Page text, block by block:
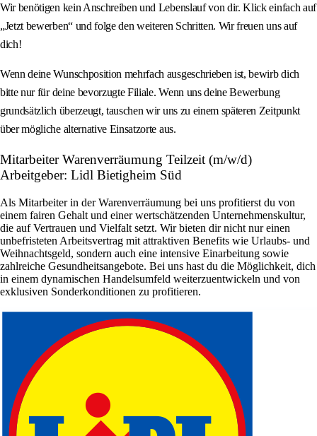
Wir benötigen kein Anschreiben und Lebenslauf von dir. Klick einfach auf
„Jetzt bewerben“ und folge den weiteren Schritten. Wir freuen uns auf
dich!
Wenn deine Wunschposition mehrfach ausgeschrieben ist, bewirb dich
bitte nur für deine bevorzugte Filiale. Wenn uns deine Bewerbung
grundsätzlich überzeugt, tauschen wir uns zu einem späteren Zeitpunkt
über mögliche alternative Einsatzorte aus.
Mitarbeiter Warenverräumung Teilzeit (m/w/d)
Arbeitgeber: Lidl Bietigheim Süd
Als Mitarbeiter in der Warenverräumung bei uns profitierst du von
einem fairen Gehalt und einer wertschätzenden Unternehmenskultur,
die auf Vertrauen und Vielfalt setzt. Wir bieten dir nicht nur einen
unbefristeten Arbeitsvertrag mit attraktiven Benefits wie Urlaubs- und
Weihnachtsgeld, sondern auch eine intensive Einarbeitung sowie
zahlreiche Gesundheitsangebote. Bei uns hast du die Möglichkeit, dich
in einem dynamischen Handelsumfeld weiterzuentwickeln und von
exklusiven Sonderkonditionen zu profitieren.